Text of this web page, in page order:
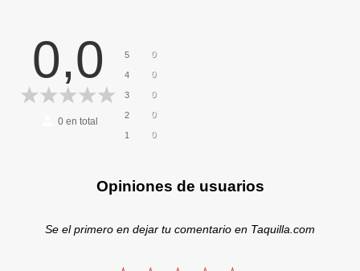
0,0
0en total
5 0
4 0
3 0
2 0
1 0
Opiniones de usuarios
Se el primero en dejar tu comentario en Taquilla.com